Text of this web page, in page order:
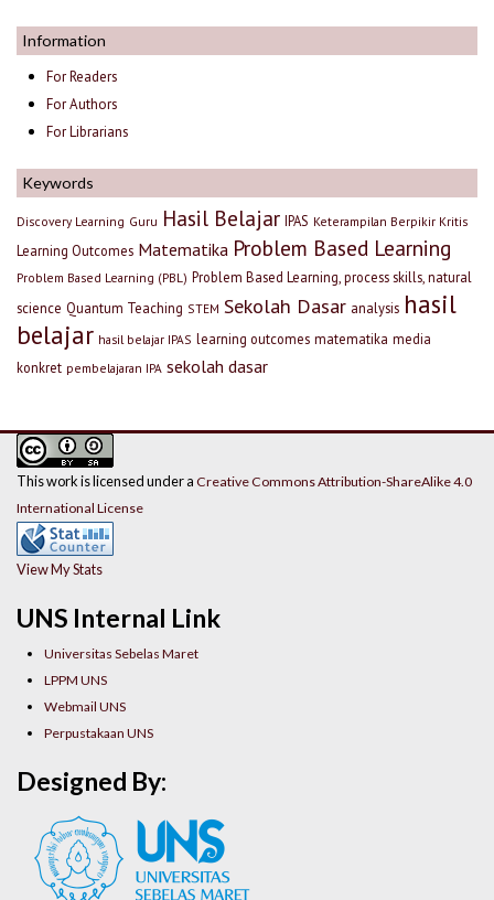
Information
For Readers
For Authors
For Librarians
Keywords
Discovery Learning Guru Hasil Belajar IPAS Keterampilan Berpikir Kritis
Learning Outcomes Matematika Problem Based Learning
Problem Based Learning (PBL) Problem Based Learning, process skills, natural
science Quantum Teaching STEM Sekolah Dasar analysis hasil
belajar hasil belajar IPAS learning outcomes matematika media
konkret pembelajaran IPA sekolah dasar
UNS Internal Link
Universitas Sebelas Maret
LPPM UNS
Webmail UNS
Perpustakaan UNS
This work is licensed under a Creative Commons Attribution-ShareAlike 4.0
International License
View My Stats
Designed By: